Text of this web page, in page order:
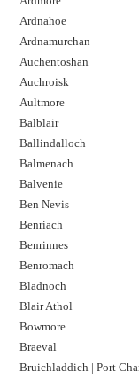
Ardnahoe
Ardnamurchan
Auchentoshan
Auchroisk
Aultmore
Balblair
Ballindalloch
Balmenach
Balvenie
Ben Nevis
Benriach
Benrinnes
Benromach
Bladnoch
Blair Athol
Bowmore
Braeval
Bruichladdich | Port